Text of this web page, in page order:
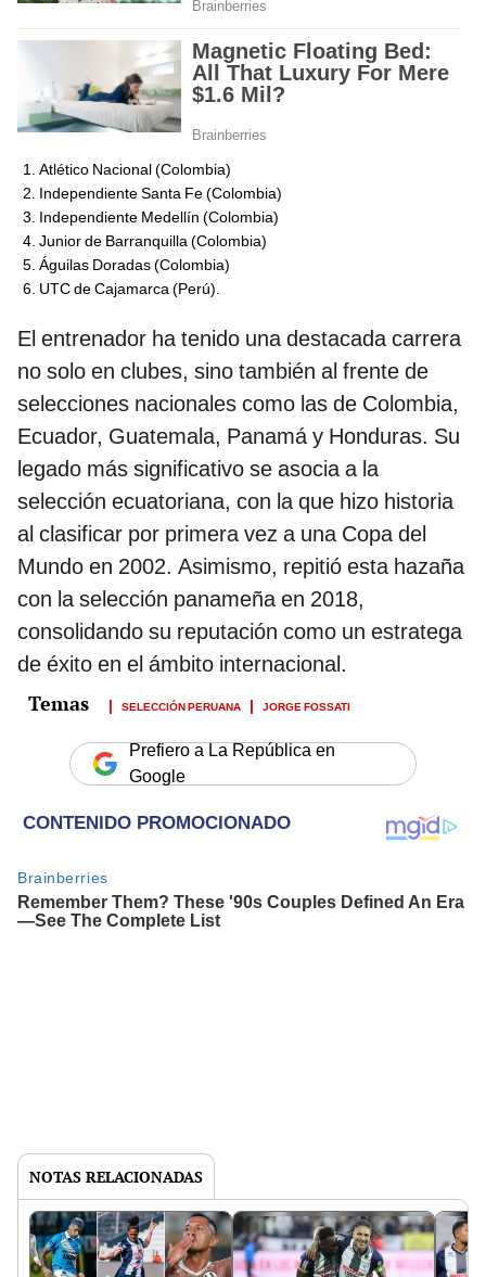
Atlético Nacional (Colombia)
Independiente Santa Fe (Colombia)
Independiente Medellín (Colombia)
Junior de Barranquilla (Colombia)
Águilas Doradas (Colombia)
UTC de Cajamarca (Perú).
El entrenador ha tenido una destacada carrera
no solo en clubes, sino también al frente de
selecciones nacionales como las de Colombia,
Ecuador, Guatemala, Panamá y Honduras. Su
legado más significativo se asocia a la
selección ecuatoriana, con la que hizo historia
al clasificar por primera vez a una Copa del
Mundo en 2002. Asimismo, repitió esta hazaña
con la selección panameña en 2018,
consolidando su reputación como un estratega
de éxito en el ámbito internacional.
SELECCIÓN PERUANA JORGE FOSSATI
Prefiero a La República en
Google
NOTAS RELACIONADAS